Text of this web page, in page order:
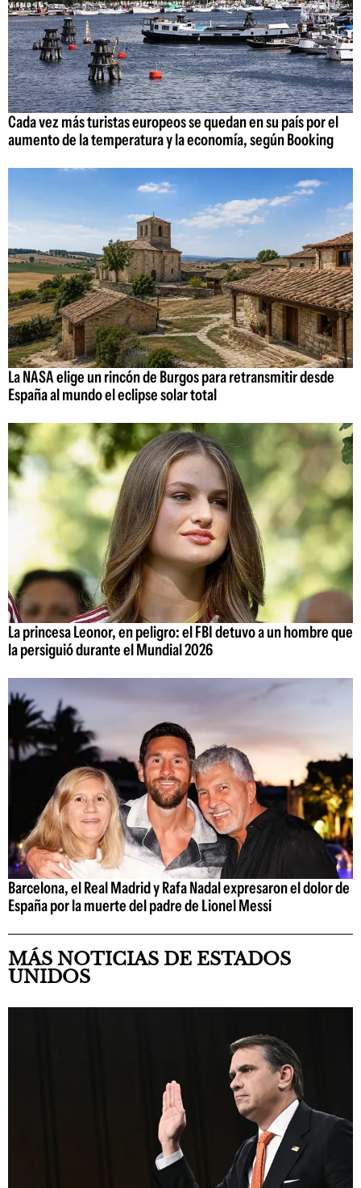
Cada vez más turistas europeos se quedan en su país por el
aumento de la temperatura y la economía, según Booking
La NASA elige un rincón de Burgos para retransmitir desde
España al mundo el eclipse solar total
La princesa Leonor, en peligro: el FBI detuvo a un hombre que
la persiguió durante el Mundial 2026
Barcelona, el Real Madrid y Rafa Nadal expresaron el dolor de
España por la muerte del padre de Lionel Messi
MÁS NOTICIAS DE ESTADOS
UNIDOS